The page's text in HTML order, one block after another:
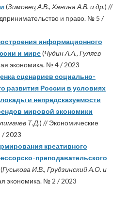
(Зимовец А.В., Ханина А.В. и др.) //
и право. № 5 /
информационного
и мире(Чудин А.А., Гуляев
экономика. № 4 / 2023
сценариев социально-
развития России в условиях
и непредсказуемости
мировой экономики
Т.Д.) // Экономические
2023
креативного
преподавательского
(Гуськова И.В., Грудзинский А.О. и
экономика. № 2 / 2023